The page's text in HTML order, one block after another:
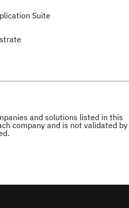
Suite
and solutions listed in this
company and is not validated by